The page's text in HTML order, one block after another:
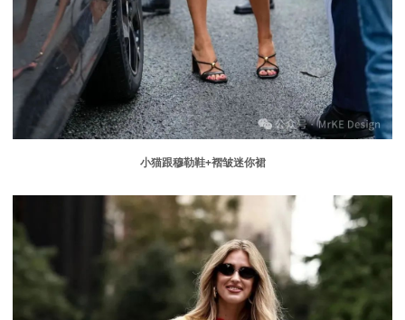
小猫跟穆勒鞋+褶皱迷你裙